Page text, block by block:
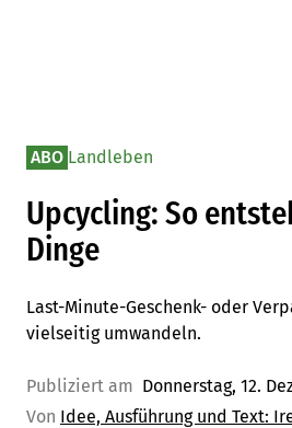
ABO Landleben
Upcycling: So
Dinge
Last-Minute-Geschenk- oder
vielseitig umwandeln.
Publiziert am Donnerstag, 12.
Von Idee, Ausführung und Text: